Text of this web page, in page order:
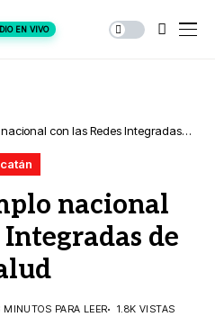
EN VIVO
con las Redes Integradas
nacional
Integradas de
MINUTOS PARA LEER 1.8K VISTAS